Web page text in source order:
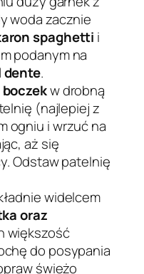
woda zacznie
spaghetti i
podanym na
dente.
boczekw drobną
(najlepiej z
ogniu i wrzuć na
aż się
Odstaw patelnię
widelcem
oraz
większość
do posypania
świeżo